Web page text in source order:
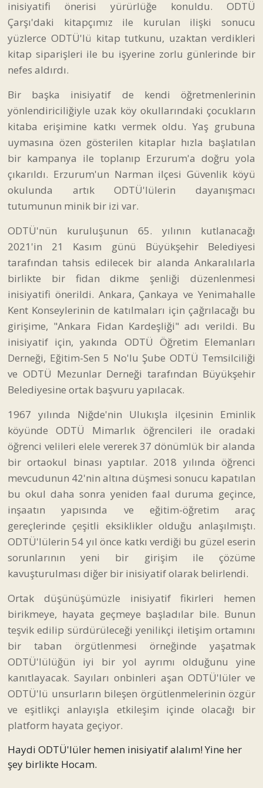
inisiyatifi önerisi yürürlüğe konuldu. ODTÜ
Çarşı'daki kitapçımız ile kurulan ilişki sonucu
yüzlerce ODTÜ'lü kitap tutkunu, uzaktan verdikleri
kitap siparişleri ile bu işyerine zorlu günlerinde bir
nefes aldırdı.
Bir başka inisiyatif de kendi öğretmenlerinin
yönlendiriciliğiyle uzak köy okullarındaki çocukların
kitaba erişimine katkı vermek oldu. Yaş grubuna
uymasına özen gösterilen kitaplar hızla başlatılan
bir kampanya ile toplanıp Erzurum'a doğru yola
çıkarıldı. Erzurum'un Narman ilçesi Güvenlik köyü
okulunda artık ODTÜ'lülerin dayanışmacı
tutumunun minik bir izi var.
ODTÜ'nün kuruluşunun 65. yılının kutlanacağı
2021'in 21 Kasım günü Büyükşehir Belediyesi
tarafından tahsis edilecek bir alanda Ankaralılarla
birlikte bir fidan dikme şenliği düzenlenmesi
inisiyatifi önerildi. Ankara, Çankaya ve Yenimahalle
Kent Konseylerinin de katılmaları için çağrılacağı bu
girişime, "Ankara Fidan Kardeşliği" adı verildi. Bu
inisiyatif için, yakında ODTÜ Öğretim Elemanları
Derneği, Eğitim-Sen 5 No'lu Şube ODTÜ Temsilciliği
ve ODTÜ Mezunlar Derneği tarafından Büyükşehir
Belediyesine ortak başvuru yapılacak.
1967 yılında Niğde'nin Ulukışla ilçesinin Eminlik
köyünde ODTÜ Mimarlık öğrencileri ile oradaki
öğrenci velileri elele vererek 37 dönümlük bir alanda
bir ortaokul binası yaptılar. 2018 yılında öğrenci
mevcudunun 42'nin altına düşmesi sonucu kapatılan
bu okul daha sonra yeniden faal duruma geçince,
inşaatın yapısında ve eğitim-öğretim araç
gereçlerinde çeşitli eksiklikler olduğu anlaşılmıştı.
ODTÜ'lülerin 54 yıl önce katkı verdiği bu güzel eserin
sorunlarının yeni bir girişim ile çözüme
kavuşturulması diğer bir inisiyatif olarak belirlendi.
Ortak düşünüşümüzle inisiyatif fikirleri hemen
birikmeye, hayata geçmeye başladılar bile. Bunun
teşvik edilip sürdürüleceği yenilikçi iletişim ortamını
bir taban örgütlenmesi örneğinde yaşatmak
ODTÜ'lülüğün iyi bir yol ayrımı olduğunu yine
kanıtlayacak. Sayıları onbinleri aşan ODTÜ'lüler ve
ODTÜ'lü unsurların bileşen örgütlenmelerinin özgür
ve eşitlikçi anlayışla etkileşim içinde olacağı bir
platform hayata geçiyor.
Haydi ODTÜ'lüler hemen inisiyatif alalım! Yine her
şey birlikte Hocam.